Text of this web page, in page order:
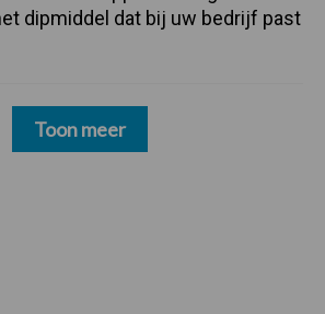
dipmiddel dat bij uw bedrijf past
Toon meer